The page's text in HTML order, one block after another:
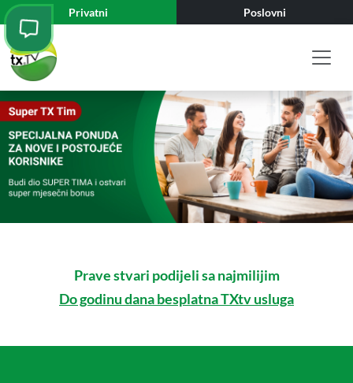
Privatni Poslovni
Prave stvari podijeli sa najmilijim
Do godinu dana besplatna TXtv usluga